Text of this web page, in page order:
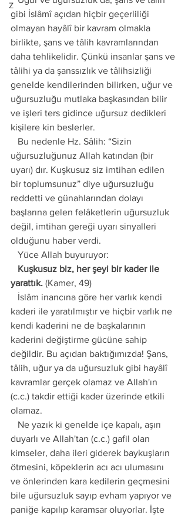
Z
gibi İslâmî açıdan hiçbir geçerliliği
olmayan hayâlî bir kavram olmakla
birlikte, şans ve tâlih kavramlarından
daha tehlikelidir. Çünkü insanlar şans ve
tâlihi ya da şanssızlık ve tâlihsizliği
genelde kendilerinden bilirken, uğur ve
uğursuzluğu mutlaka başkasından bilir
ve işleri ters gidince uğursuz dedikleri
kişilere kin beslerler.
uğursuzluğunuz Allah katından (bir
uyarı) dır. Kuşkusuz siz imtihan edilen
bir toplumsunuz” diye uğursuzluğu
reddetti ve günahlarından dolayı
başlarına gelen felâketlerin uğursuzluk
değil, imtihan gereği uyarı sinyalleri
olduğunu haber verdi.
   Yüce Allah buyuruyor:
yarattık. (Kamer, 49)
kaderi ile yaratılmıştır ve hiçbir varlık ne
kendi kaderini ne de başkalarının
kaderini değiştirme gücüne sahip
değildir. Bu açıdan baktığımızda! Şans,
tâlih, uğur ya da uğursuzluk gibi hayâlî
kavramlar gerçek olamaz ve Allah'ın
(c.c.) takdir ettiği kader üzerinde etkili
olamaz.
duyarlı ve Allah'tan (c.c.) gafil olan
kimseler, daha ileri giderek baykuşların
ötmesini, köpeklerin acı acı ulumasını
ve önlerinden kara kedilerin geçmesini
bile uğursuzluk sayıp evham yapıyor ve
paniğe kapılıp karamsar oluyorlar. İşte